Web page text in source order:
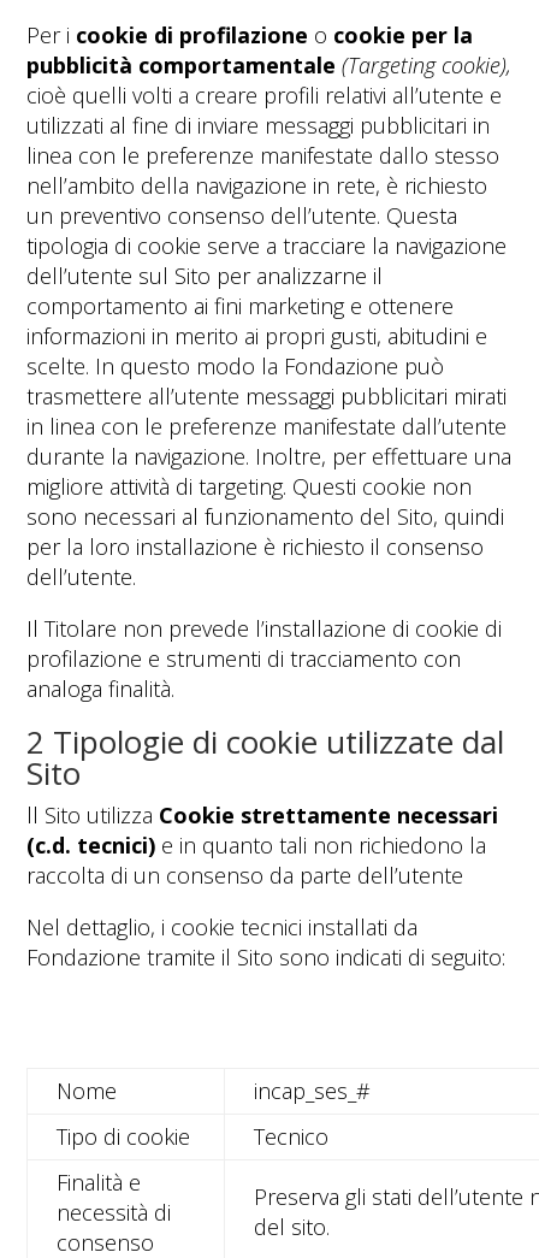
Per i cookie di profilazione o cookie per la
pubblicità comportamentale (Targeting cookie),
cioè quelli volti a creare profili relativi all’utente e
utilizzati al fine di inviare messaggi pubblicitari in
linea con le preferenze manifestate dallo stesso
nell’ambito della navigazione in rete, è richiesto
un preventivo consenso dell’utente. Questa
tipologia di cookie serve a tracciare la navigazione
dell’utente sul Sito per analizzarne il
comportamento ai fini marketing e ottenere
informazioni in merito ai propri gusti, abitudini e
scelte. In questo modo la Fondazione può
trasmettere all’utente messaggi pubblicitari mirati
in linea con le preferenze manifestate dall’utente
durante la navigazione. Inoltre, per effettuare una
migliore attività di targeting. Questi cookie non
sono necessari al funzionamento del Sito, quindi
per la loro installazione è richiesto il consenso
dell’utente.
Il Titolare non prevede l’installazione di cookie di
profilazione e strumenti di tracciamento con
analoga finalità.
2 Tipologie di cookie utilizzate dal
Sito
ll Sito utilizza Cookie strettamente necessari
(c.d. tecnici) e in quanto tali non richiedono la
raccolta di un consenso da parte dell’utente
Nel dettaglio, i cookie tecnici installati da
Fondazione tramite il Sito sono indicati di seguito:
Nome
incap_ses_#
Tipo di cookie
Tecnico
Finalità e
necessità di
consenso
Preserva gli stati dell’utente
del sito.